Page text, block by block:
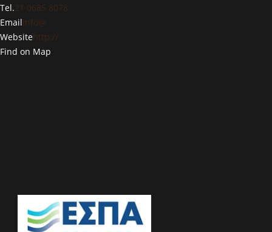
Tel.21 0685 8078
Emailinfo@
Websitehttp://
Find on Map